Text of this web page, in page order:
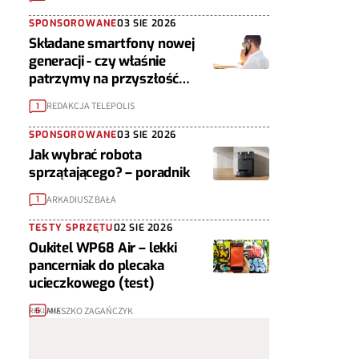
SPONSOROWANE03 SIE 2026
Składane smartfony nowej
generacji - czy właśnie
patrzymy na przyszłość
urządzeń mobilnych?
1 REDAKCJA TELEPOLIS
SPONSOROWANE03 SIE 2026
Jak wybrać robota
sprzątającego? – poradnik
1 ARKADIUSZ BAŁA
TESTY SPRZĘTU02 SIE 2026
Oukitel WP68 Air – lekki
pancerniak do plecaka
ucieczkowego (test)
6 MIESZKO ZAGAŃCZYK